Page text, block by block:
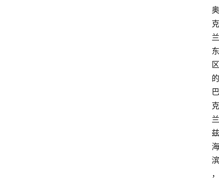
奥
克
兰
东
区
的
巴
克
兰
兹
海
滨
，